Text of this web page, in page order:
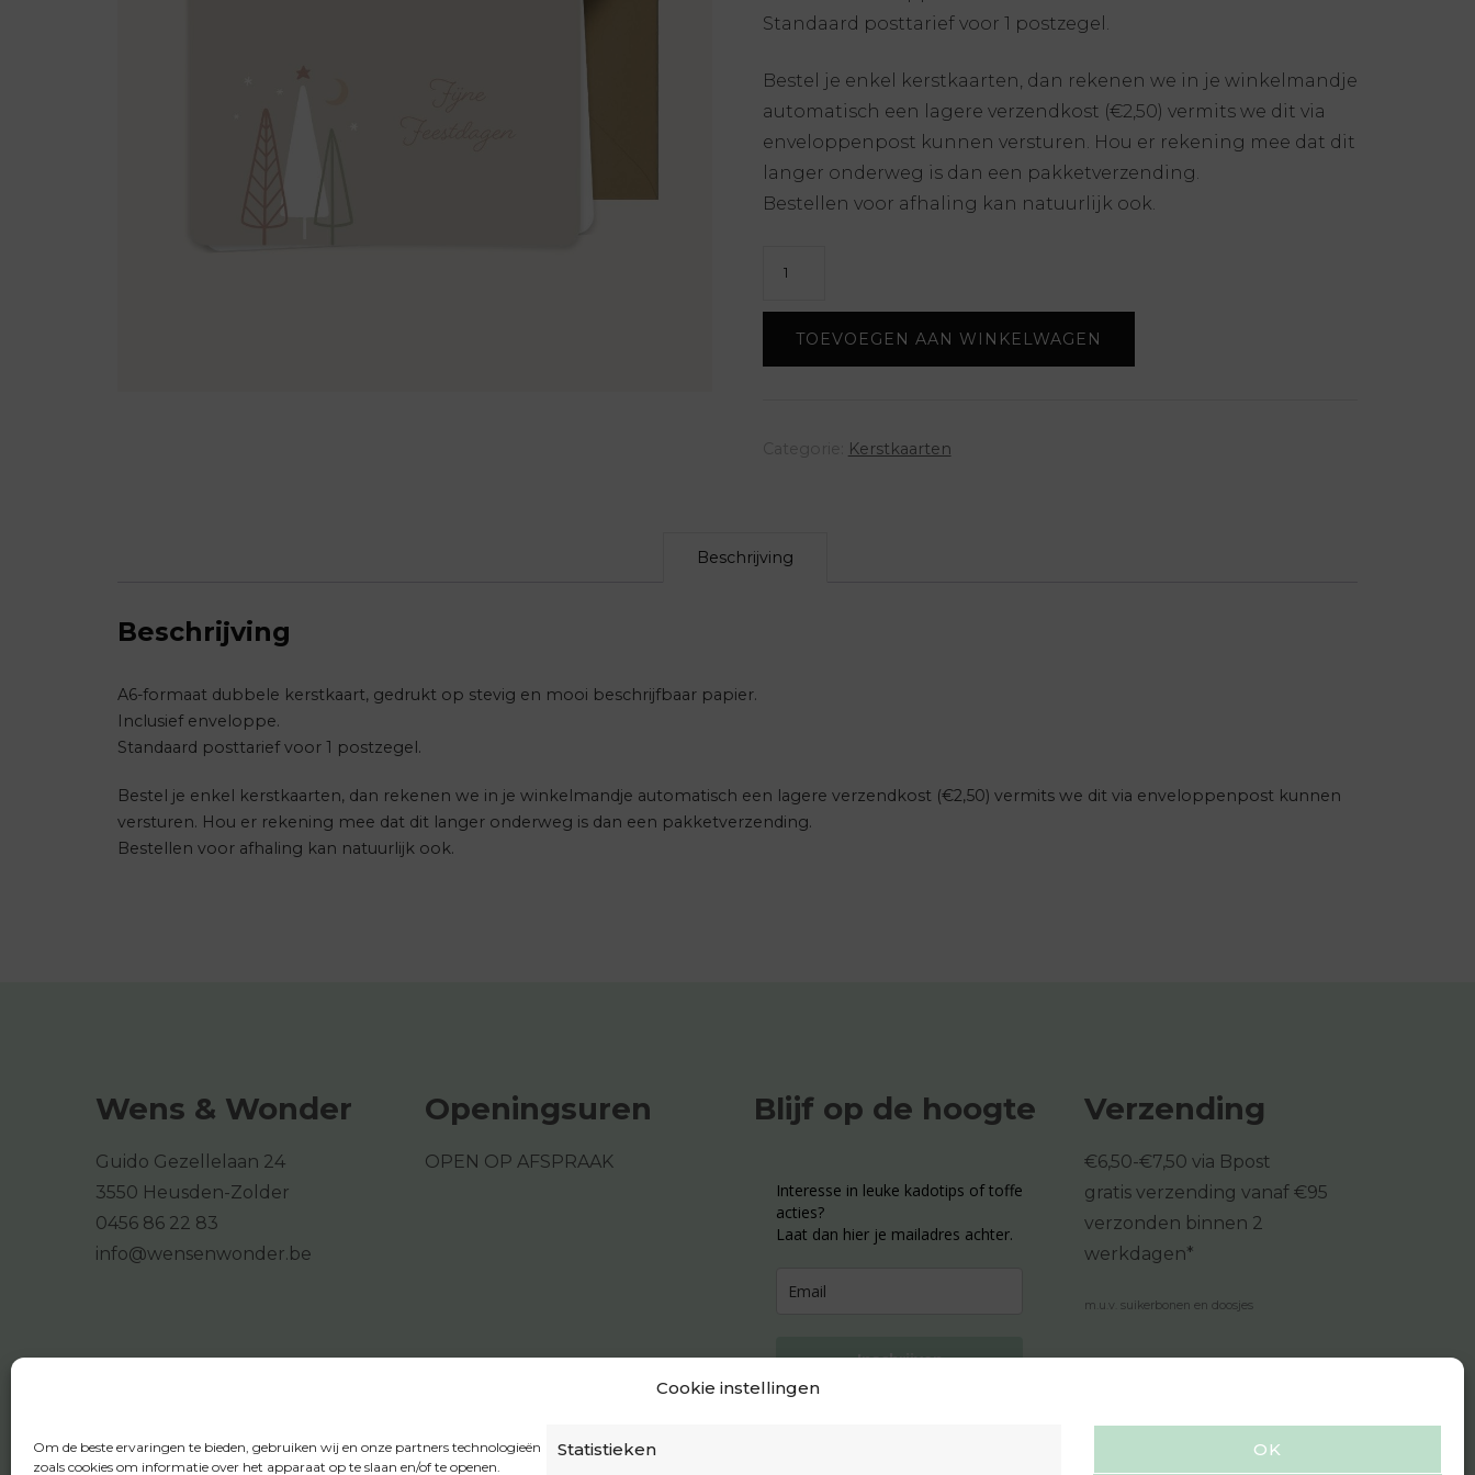
Cookie instellingen
Om de beste ervaringen te bieden, gebruiken wij en onze partners technologieën
zoals cookies om informatie over het apparaat op te slaan en/of te openen.
Statistieken OK
Standaard posttarief voor 1 postzegel.
Bestel je enkel kerstkaarten, dan rekenen we in je winkelmandje
automatisch een lagere verzendkost (€2,50) vermits we dit via
enveloppenpost kunnen versturen. Hou er rekening mee dat dit
langer onderweg is dan een pakketverzending.
Bestellen voor afhaling kan natuurlijk ook.
TOEVOEGEN AAN WINKELWAGEN
Kerstkaarten
Beschrijving
Beschrijving
A6-formaat dubbele kerstkaart, gedrukt op stevig en mooi beschrijfbaar papier.
Inclusief enveloppe.
Standaard posttarief voor 1 postzegel.
Bestel je enkel kerstkaarten, dan rekenen we in je winkelmandje automatisch een lagere verzendkost (€2,50) vermits we dit via enveloppenpost kunnen
versturen. Hou er rekening mee dat dit langer onderweg is dan een pakketverzending.
Bestellen voor afhaling kan natuurlijk ook.
Wens & Wonder
Guido Gezellelaan 24
3550 Heusden-Zolder
0456 86 22 83
info@wensenwonder.be
Openingsuren
OPEN OP AFSPRAAK
Blijf op de hoogte
Interesse in leuke kadotips of toffe
acties?
Laat dan hier je mailadres achter.
Inschrijven
Verzending
€6,50-€7,50 via Bpost
gratis verzending vanaf €95
verzonden binnen 2
werkdagen*
m.u.v. suikerbonen en doosjes